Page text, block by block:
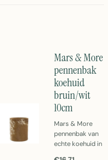
Mars & More
pennenbak
koehuid
bruin/wit
10cm
Mars & More
pennenbak van
echte koehuid in